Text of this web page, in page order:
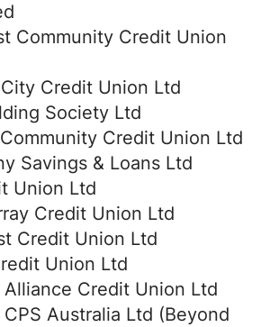
Community Credit Union
Credit Union Ltd
Society Ltd
Credit Union Ltd
Savings & Loans Ltd
Union Ltd
Credit Union Ltd
Credit Union Ltd
Union Ltd
Credit Union Ltd
Australia Ltd (Beyond